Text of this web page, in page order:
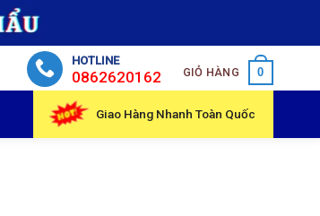
HOTLINE
0862620162 GIỎ HÀNG 0
Giao Hàng Nhanh Toàn Quốc